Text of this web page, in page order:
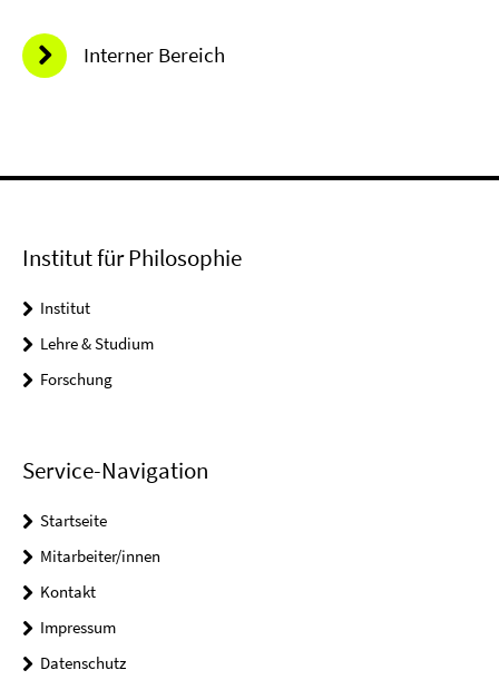
Interner Bereich
Institut für Philosophie
Institut
Lehre & Studium
Forschung
Service-Navigation
Startseite
Mitarbeiter/innen
Kontakt
Impressum
Datenschutz